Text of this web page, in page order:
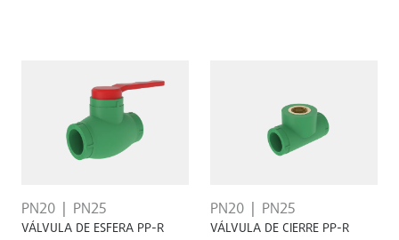
PN20 PN25
VÁLVULA DE ESFERA PP-R
PN20 PN25
VÁLVULA DE CIERRE PP-R